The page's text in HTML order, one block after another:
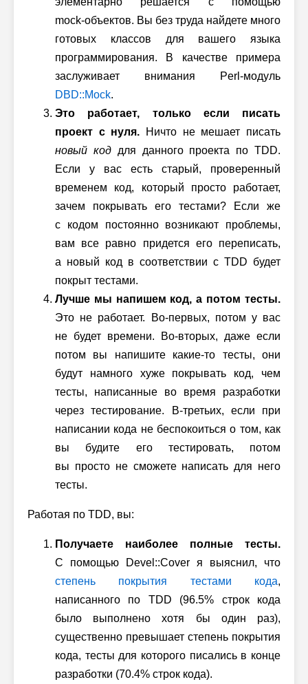
mock-объектов. Вы без труда найдете много
готовых классов для вашего языка
программирования. В качестве примера
заслуживает внимания
Perl-модуль
DBD::Mock.
Это работает, только если писать
проект с нуля. Ничто не мешает писать
новый коддля данного проекта по TDD.
Если у вас есть старый, проверенный
временем код, который просто работает,
зачем покрывать его тестами? Если же
с кодом постоянно возникают проблемы,
вам все равно придется его переписать,
а новый код в соответствии с TDD будет
покрыт тестами.
Лучше мы напишем код, а потом тесты.
Это не работает.
Во-первых, потом у вас
не будет времени.
Во-вторых, даже если
потом вы напишите какие-то тесты, они
будут намного хуже покрывать код, чем
тесты, написанные во время разработки
через тестирование.
В-третьих, если при
написании кода не беспокоиться о том, как
вы будите его тестировать, потом
вы просто не сможете написать для него
тесты.
Работая по TDD, вы:
Получаете наиболее полные тесты.
С помощью Devel::Cover я выяснил, что
степень покрытия тестами кода,
написанного по TDD (96.5% строк кода
было выполнено хотя бы один раз),
существенно превышает степень покрытия
кода, тесты для которого писались в конце
разработки (70.4% строк кода).